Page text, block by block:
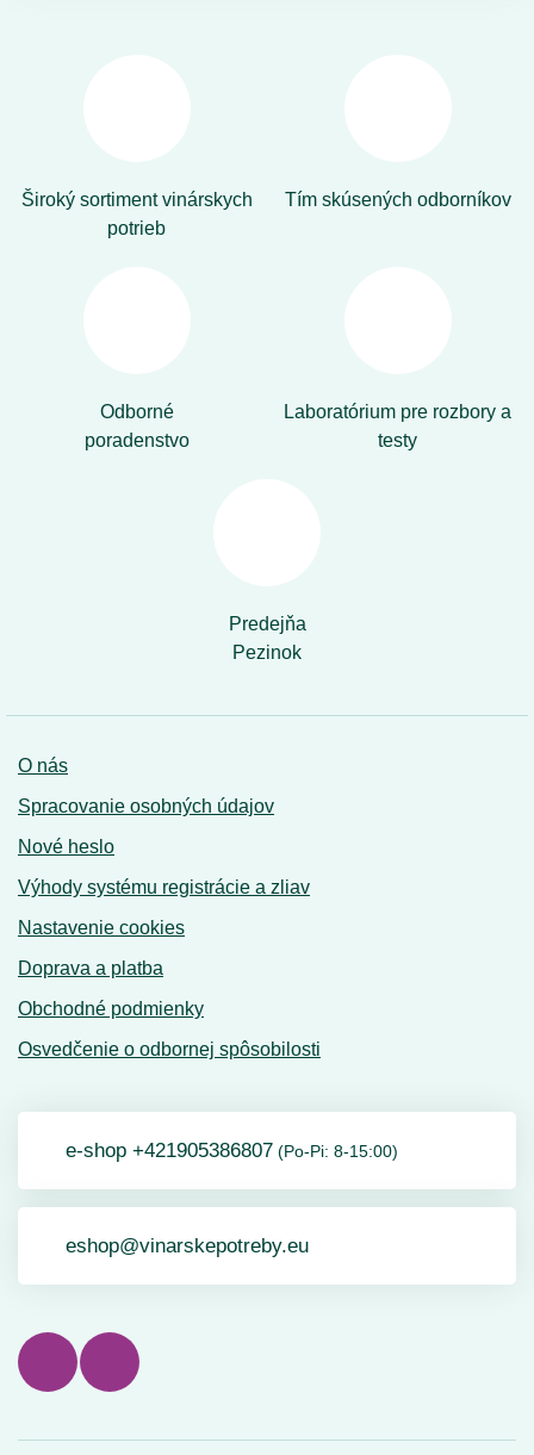
Široký sortiment vinárskych
potrieb
Tím skúsených odborníkov
Odborné
poradenstvo
Laboratórium pre rozbory a
testy
Predejňa
Pezinok
O nás
Spracovanie osobných údajov
Nové heslo
Výhody systému registrácie a zliav
Nastavenie cookies
Doprava a platba
Obchodné podmienky
Osvedčenie o odbornej spôsobilosti
e-shop +421905386807 (Po-Pi: 8-15:00)
eshop@vinarskepotreby.eu